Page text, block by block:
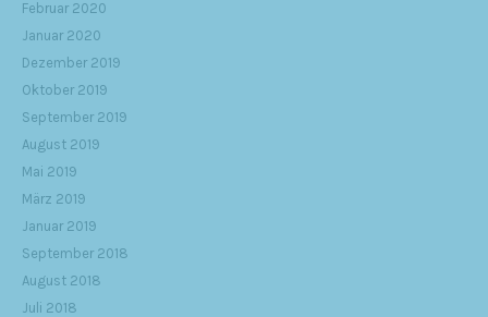
Februar 2020
Januar 2020
Dezember 2019
Oktober 2019
September 2019
August 2019
Mai 2019
März 2019
Januar 2019
September 2018
August 2018
Juli 2018